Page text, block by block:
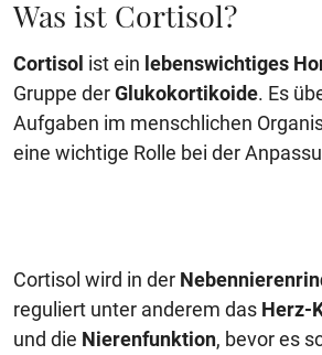
Was ist Cortisol?
Cortisol ist ein lebenswichtiges
Gruppe derGlukokortikoide. Es
Aufgaben im menschlichen
eine wichtige Rolle bei der
Cortisol wird in der
reguliert unter anderem das Herz-
und die Nierenfunktion, bevor es